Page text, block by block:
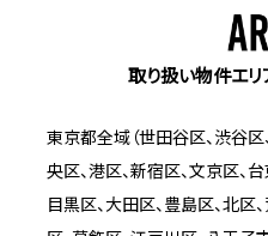
取り扱い物件エリ
東京都全域（世田谷区、渋谷区
央区、港区、新宿区、文京区、
目黒区、大田区、豊島区、北区